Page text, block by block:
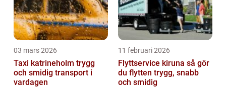
03 mars 2026
Taxi katrineholm trygg
och smidig transport i
vardagen
11 februari 2026
Flyttservice kiruna så gör
du flytten trygg, snabb
och smidig